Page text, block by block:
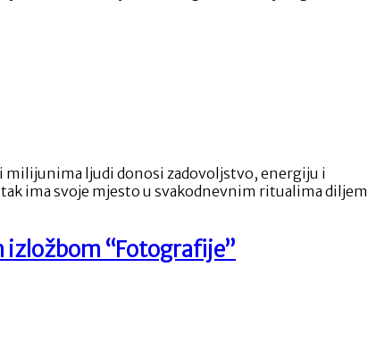
milijunima ljudi donosi zadovoljstvo, energiju i
ima svoje mjesto u svakodnevnim ritualima diljem
“Fotografije”